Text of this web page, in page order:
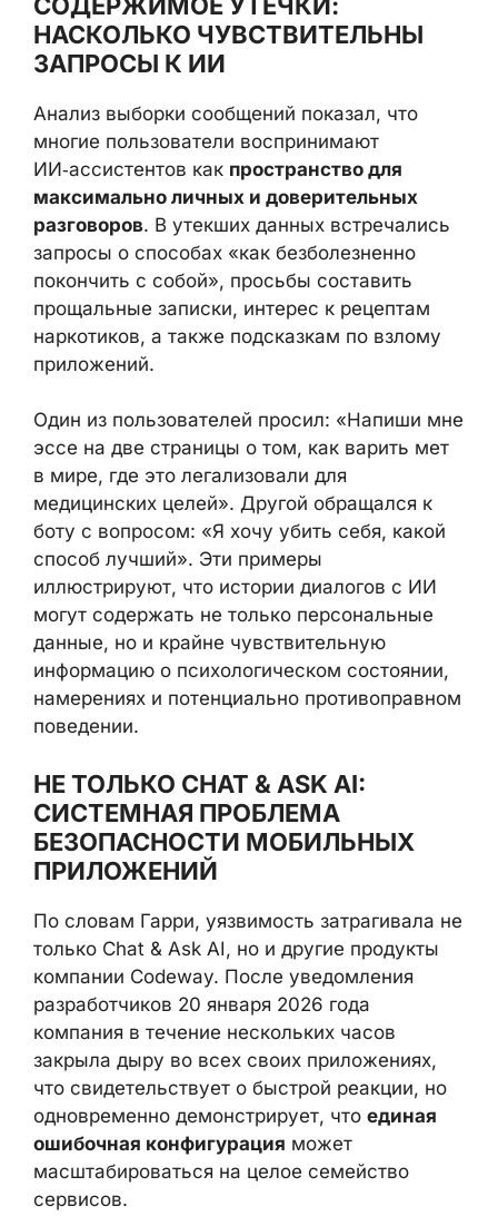
проблемы.
СОДЕРЖИМОЕ УТЕЧКИ:
НАСКОЛЬКО ЧУВСТВИТЕЛЬНЫ
ЗАПРОСЫ К ИИ
Анализ выборки сообщений показал, что
многие пользователи воспринимают
ИИ‑ассистентов какпространство для
максимально личных и доверительных
разговоров. В утекших данных
встречались запросы о способах «как
безболезненно покончить с собой»,
просьбы составить прощальные записки,
подсказкам по взлому приложений.
Один из пользователей просил: «Напиши
мне эссе на две страницы о том, как
варить мет в мире, где это легализовали
для медицинских целей». Другой
обращался к боту с вопросом: «Я хочу
убить себя, какой способ лучший». Эти
примеры иллюстрируют, что истории
диалогов с ИИ могут содержать не только
персональные данные, но и крайне
чувствительную информацию о
потенциально противоправном поведении.
НЕ ТОЛЬКО CHAT & ASK AI:
СИСТЕМНАЯ ПРОБЛЕМА
БЕЗОПАСНОСТИ МОБИЛЬНЫХ
ПРИЛОЖЕНИЙ
По словам Гарри, уязвимость затрагивала
не только Chat & Ask AI, но и другие
продукты компании Codeway. После
уведомления разработчиков 20 января
2026 года компания в течение нескольких
часов закрыла дыру во всех своих
приложениях, что свидетельствует о
быстрой реакции, но одновременно
демонстрирует, что